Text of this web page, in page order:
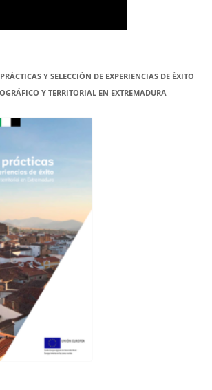
Y SELECCIÓN DE EXPERIENCIAS DE ÉXITO
Y TERRITORIAL EN EXTREMADURA